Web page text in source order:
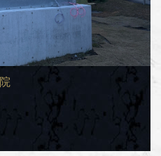
護老人ホームはまゆう・
んぽぽ
者支援施設 袖ケ浦学園